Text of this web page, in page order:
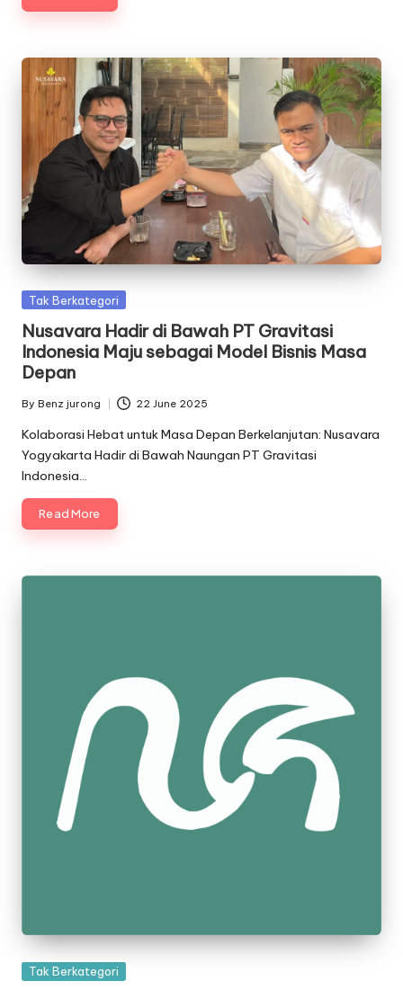
Posted
Tak Berkategori
Nusavara Hadir di Bawah PT Gravitasi
Indonesia Maju sebagai Model Bisnis Masa
Depan
Posted
by
By Benz jurong 22 June 2025
Kolaborasi Hebat untuk Masa Depan Berkelanjutan: Nusavara
Yogyakarta Hadir di Bawah Naungan PT Gravitasi
Indonesia…
Read More
Posted
Tak Berkategori